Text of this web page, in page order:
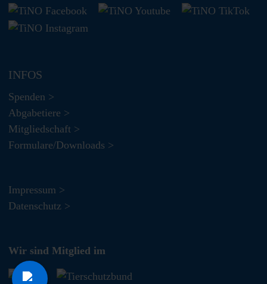
INFOS
Spenden >
Abgabetiere >
Mitgliedschaft >
Formulare/Downloads >
Impressum >
Datenschutz >
Wir sind Mitglied im